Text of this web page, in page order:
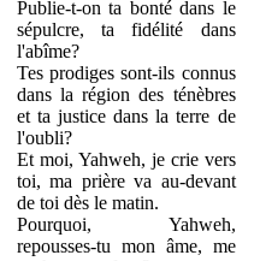
Publie-t-on ta bonté dans le
sépulcre, ta fidélité dans
l'abîme?
Tes prodiges sont-ils connus
dans la région des ténèbres
et ta justice dans la terre de
l'oubli?
Et moi, Yahweh, je crie vers
toi, ma prière va au-devant
de toi dès le matin.
Pourquoi, Yahweh,
repousses-tu mon âme, me